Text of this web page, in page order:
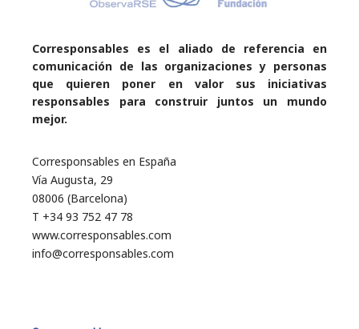
Corresponsables es el aliado de referencia en
comunicación de las organizaciones y personas
que quieren poner en valor sus iniciativas
responsables para construir juntos un mundo
mejor.
Corresponsables en España
Vía Augusta, 29
08006 (Barcelona)
T +34 93 752 47 78
www.corresponsables.com
info@corresponsables.com